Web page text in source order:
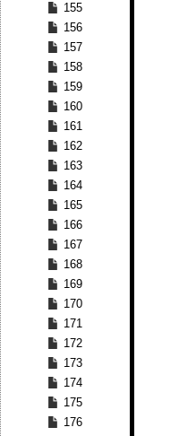
155
156
157
158
159
160
161
162
163
164
165
166
167
168
169
170
171
172
173
174
175
176